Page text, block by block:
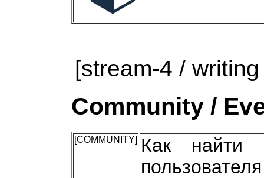
[stream-4 /
Community /
[COMMUNITY] Как найти